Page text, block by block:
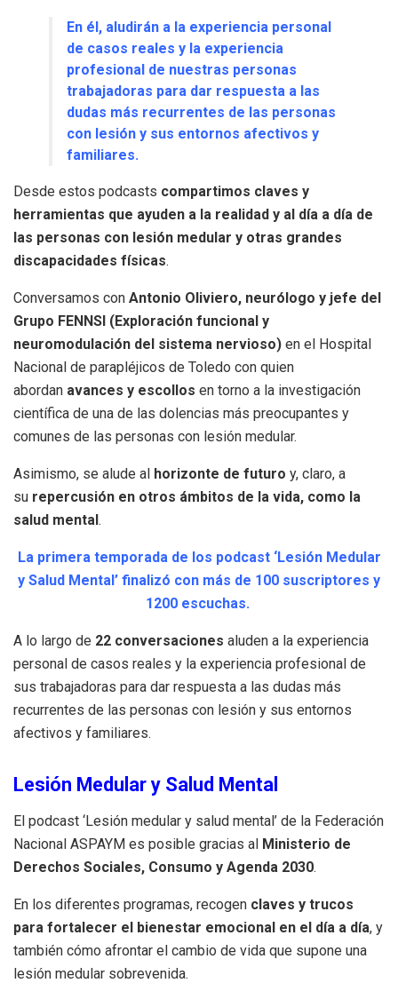
En él, aludirán a la experiencia personal
de casos reales y la experiencia
profesional de nuestras personas
trabajadoras para dar respuesta a las
dudas más recurrentes de las personas
con lesión y sus entornos afectivos y
familiares.
Desde estos podcasts compartimos claves y
herramientas que ayuden a la realidad y al día a día de
las personas con lesión medular y otras grandes
discapacidades físicas.
Conversamos con Antonio Oliviero, neurólogo y jefe del
Grupo FENNSI (Exploración funcional y
neuromodulación del sistema nervioso) en el Hospital
Nacional de parapléjicos de Toledo con quien
abordan avances y escollos en torno a la investigación
científica de una de las dolencias más preocupantes y
comunes de las personas con lesión medular.
Asimismo, se alude al horizonte de futuro y, claro, a
su repercusión en otros ámbitos de la vida, como la
salud mental.
La primera temporada de los podcast ‘Lesión Medular
y Salud Mental’ finalizó con más de 100 suscriptores y
1200 escuchas.
A lo largo de 22 conversaciones aluden a la experiencia
personal de casos reales y la experiencia profesional de
sus trabajadoras para dar respuesta a las dudas más
recurrentes de las personas con lesión y sus entornos
afectivos y familiares.
Lesión Medular y Salud Mental
El podcast ‘Lesión medular y salud mental’ de la Federación
Nacional ASPAYM es posible gracias al Ministerio de
Derechos Sociales, Consumo y Agenda 2030.
En los diferentes programas, recogen claves y trucos
para fortalecer el bienestar emocional en el día a día, y
también cómo afrontar el cambio de vida que supone una
lesión medular sobrevenida.